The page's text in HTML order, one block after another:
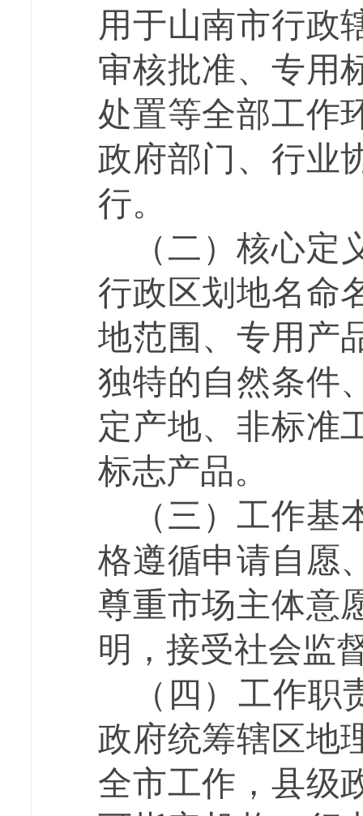
用于山南市行政
审核批准、专用
处置等全部工作
政府部门、行业
行。
（二）核心定
行政区划地名命
地范围、专用产
独特的自然条件
定产地、非标准
标志产品。
（三）工作基
格遵循申请自愿
尊重市场主体意
明，接受社会监
（四）工作职
政府统筹辖区地
全市工作，县级